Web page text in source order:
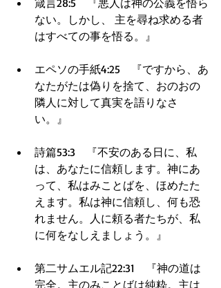
箴言28:5　『悪人は神の公義を悟ら
ない。しかし、 主を尋ね求める者
はすべての事を悟る。』
エペソの手紙4:25　『ですから、あ
なたがたは偽りを捨て、おのおの
隣人に対して真実を語りなさ
い。』
詩篇53:3　『不安のある日に、私
は、あなたに信頼します。神にあ
って、私はみことばを、ほめたた
えます。私は神に信頼し、何も恐
れません。人に頼る者たちが、私
に何をなしえましょう。』
第二サムエル記22:31　『神の道は
完全。主のみことばは純粋。主は